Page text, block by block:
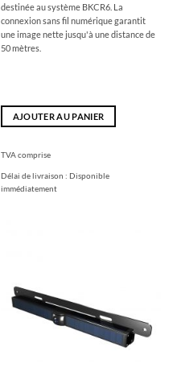
destinée au système BKCR6. La
connexion sans fil numérique garantit
une image nette jusqu'à une distance de
50 mètres.
AJOUTER AU PANIER
TVA comprise
Délai de livraison : Disponible
immédiatement